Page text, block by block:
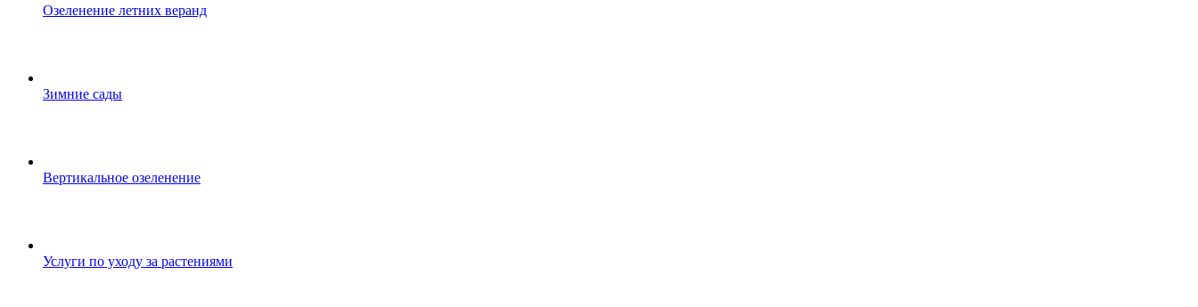
Озеленение летних веранд
Зимние сады
Вертикальное озеленение
Услуги по уходу за растениями